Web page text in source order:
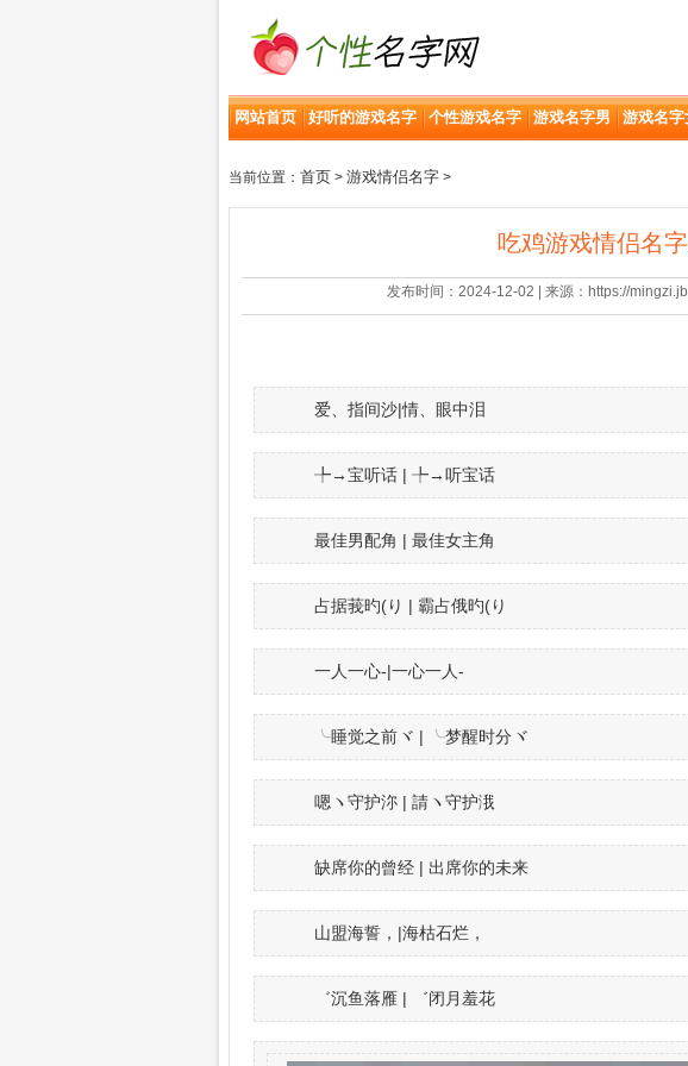
网站首页 好听的游戏名字 个性游戏名字 游戏名字男 游戏名字
当前位置： 首页 > 游戏情侣名字 >
吃鸡游戏情侣名
发布时间：2024-12-02 | 来源：https://
爱、指间沙|情、眼中泪
╄→宝听话 | ╄→听宝话
最佳男配角 | 最佳女主角
占据莪旳(り | 霸占俄旳(り
一人一心-|一心一人-
╰睡觉之前ヾ | ╰梦醒时分ヾ
嗯ヽ守护沵 | 請ヽ守护涐
缺席你的曾经 | 出席你的未来
山盟海誓，|海枯石烂，
゛沉鱼落雁 | ゛闭月羞花